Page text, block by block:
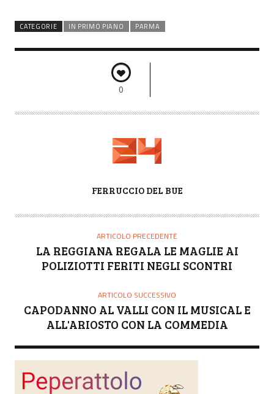
CATEGORIE IN PRIMO PIANO PARMA
0
T
FERRUCCIO DEL BUE
ARTICOLO PRECEDENTE
LA REGGIANA REGALA LE MAGLIE AI
POLIZIOTTI FERITI NEGLI SCONTRI
ARTICOLO SUCCESSIVO
CAPODANNO AL VALLI CON IL MUSICAL E
ALL'ARIOSTO CON LA COMMEDIA